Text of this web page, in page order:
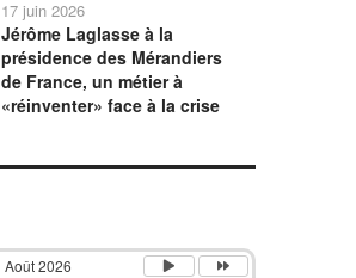
17 juin 2026
Jérôme Laglasse à la
présidence des Mérandiers
de France, un métier à
«réinventer» face à la crise
Août 2026